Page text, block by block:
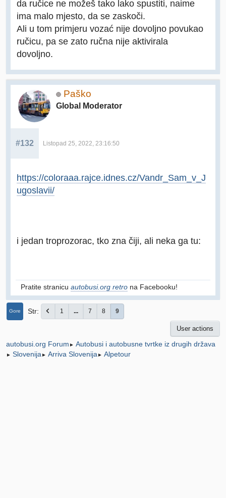
da ručice ne možeš tako lako spustiti, naime
ima malo mjesto, da se zaskoči.
Ali u tom primjeru vozać nije dovoljno povukao
ručicu, pa se zato ručna nije aktivirala
dovoljno.
Paško
Global Moderator
#132 Listopad 25, 2022, 23:16:50
https://coloraaa.rajce.idnes.cz/Vandr_Sam_v_J
ugoslavii/
i jedan troprozorac, tko zna čiji, ali neka ga tu:
Pratite stranicu autobusi.org retro na Facebooku!
Gore Str 1 ... 7 8 9
User actions
autobusi.org Forum ► Autobusi i autobusne tvrtke iz drugih država
► Slovenija ► Arriva Slovenija ► Alpetour